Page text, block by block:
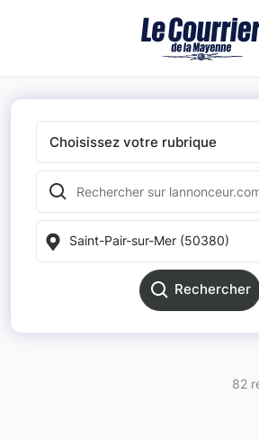
Choisissez votre rubrique
Saint-Pair-sur-Mer (50380)
Rechercher
82